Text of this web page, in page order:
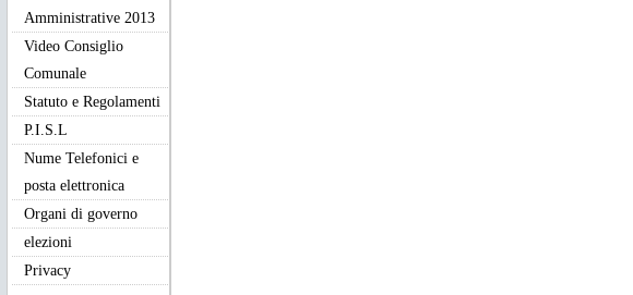
Amministrative 2013
Video Consiglio
Comunale
Statuto e Regolamenti
P.I.S.L
Nume Telefonici e
posta elettronica
Organi di governo
elezioni
Privacy